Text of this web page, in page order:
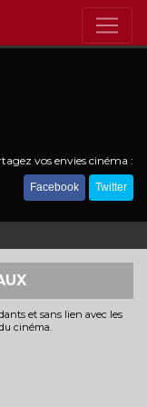
vos envies cinéma :
Facebook Twitter
et sans lien avec les
cinéma.